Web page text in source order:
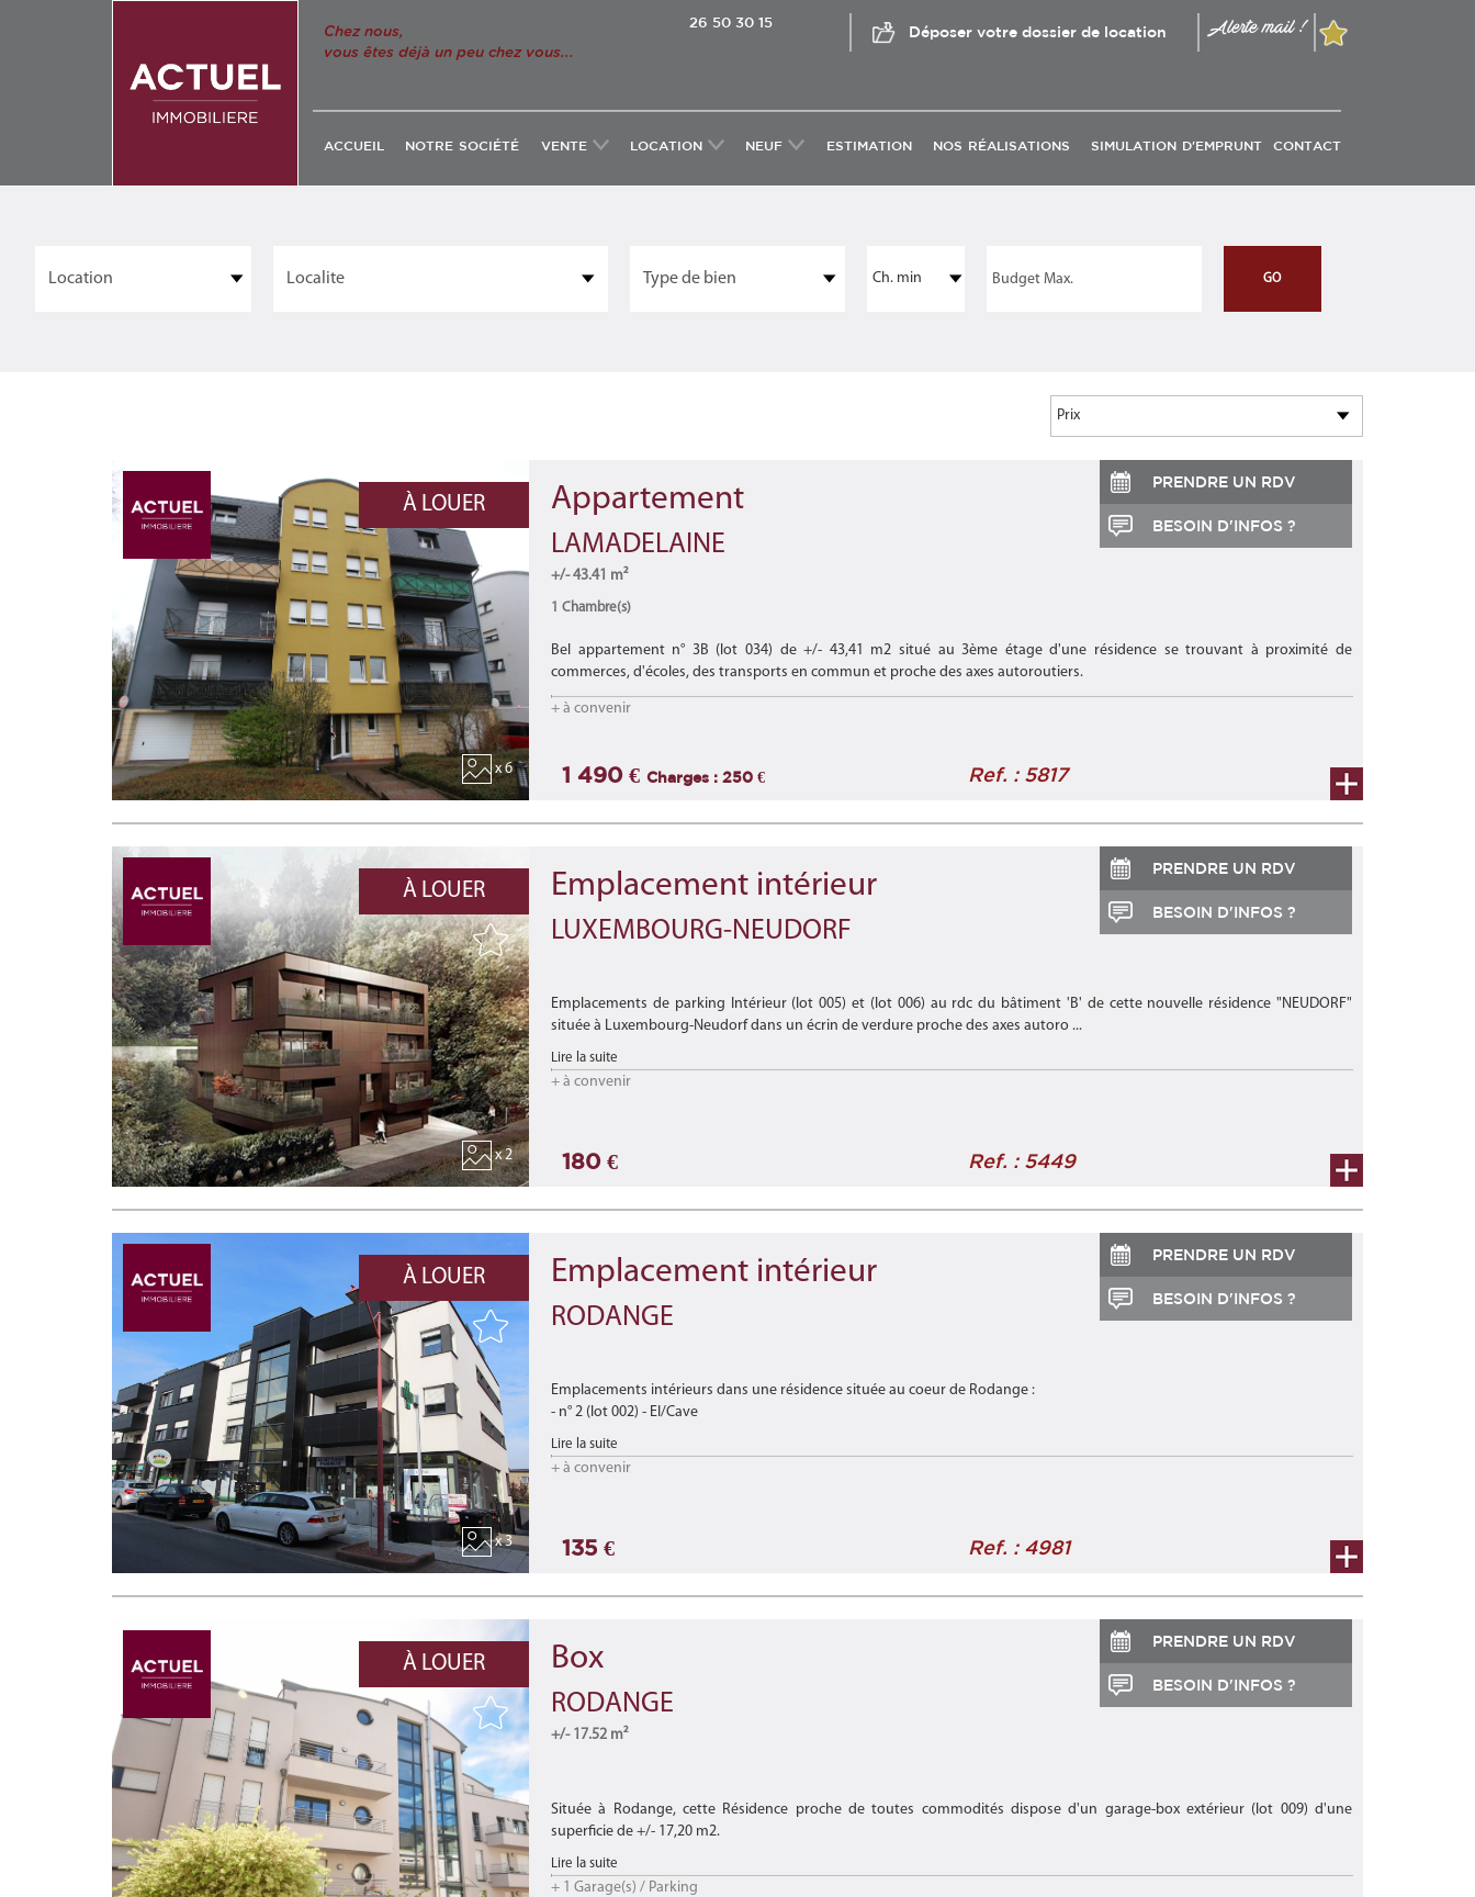
Chez nous,
vous êtes déjà un peu chez vous...
26 50 30 15
Déposer votre dossier de location Alerte mail !
ACCUEIL NOTRE SOCIÉTÉ VENTE LOCATION NEUF ESTIMATION NOS RÉALISATIONS SIMULATION D'EMPRUNT CONTACT
À LOUER
x 6
Appartement
LAMADELAINE
PRENDRE UN RDV
BESOIN D'INFOS ?
+/- 43.41 m²
1 Chambre(s)
Bel appartement n° 3B (lot 034) de +/- 43,41 m2 situé au 3ème étage d'une résidence se trouvant à proximité de
commerces, d'écoles, des transports en commun et proche des axes autoroutiers.
Lire la suite
+ à convenir
1 490 € Charges : 250 € Ref. : 5817
À LOUER
x 2
Emplacement intérieur
LUXEMBOURG-NEUDORF
PRENDRE UN RDV
BESOIN D'INFOS ?
Emplacements de parking Intérieur (lot 005) et (lot 006) au rdc du bâtiment 'B' de cette nouvelle résidence "NEUDORF"
située à Luxembourg-Neudorf dans un écrin de verdure proche des axes autoro ...
Lire la suite
+ à convenir
180 € Ref. : 5449
À LOUER
x 3
Emplacement intérieur
RODANGE
PRENDRE UN RDV
BESOIN D'INFOS ?
Emplacements intérieurs dans une résidence située au coeur de Rodange :
- n° 2 (lot 002) - EI/Cave
- n° 4 (lot 004) - EI/Cave
- n° 6 (lot 006) - EI/Cave
Lire la suite
+ à convenir
135 € Ref. : 4981
À LOUER Box
RODANGE
PRENDRE UN RDV
BESOIN D'INFOS ?
+/- 17.52 m²
Située à Rodange, cette Résidence proche de toutes commodités dispose d'un garage-box extérieur (lot 009) d'une
superficie de +/- 17,20 m2.
Disponibilité : de suite
Lire la suite
+ 1 Garage(s) / Parking